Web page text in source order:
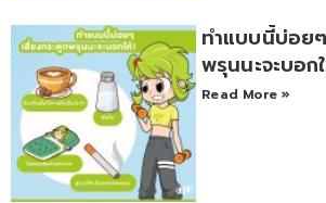
ทำแบบนี้บ่อย
พรุนนะจะบอก
Read More »